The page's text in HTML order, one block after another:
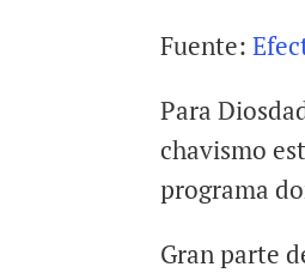
a
l
c
b
k
Fuente:
Para
chavismo
programa
Gran parte